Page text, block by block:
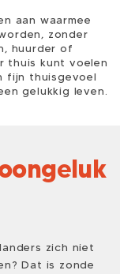
aan waarmee
zonder
huurder of
thuis kunt voelen
fijn thuisgevoel
gelukkig leven.
zich niet
Dat is zonde